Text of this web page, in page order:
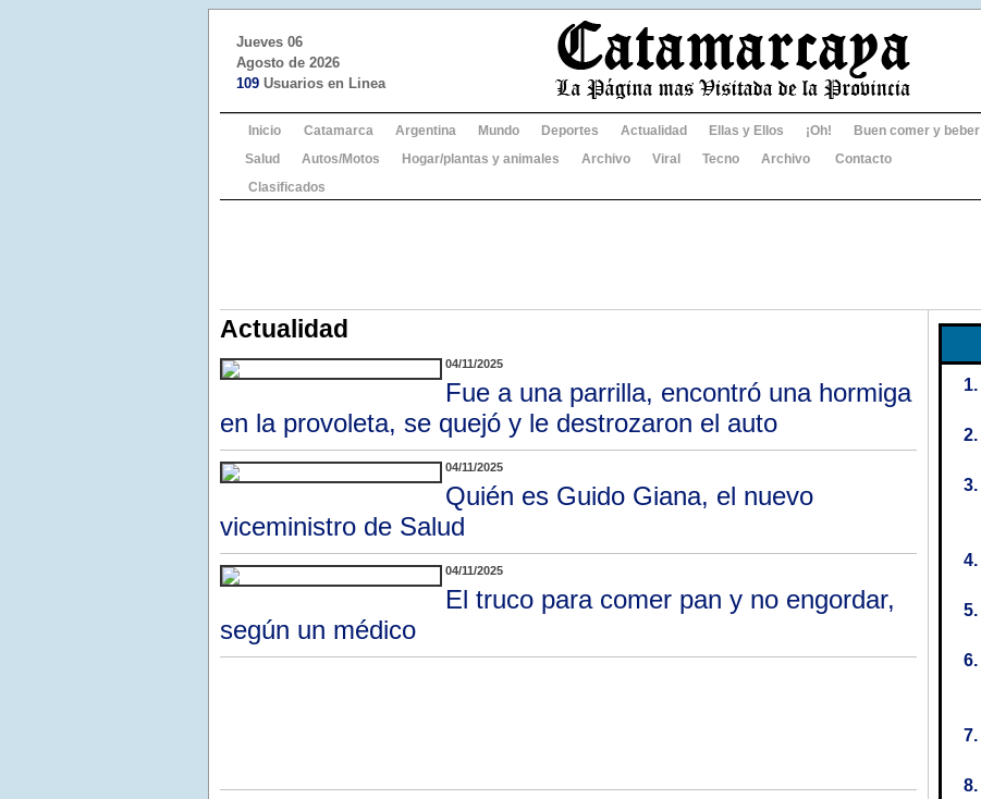
Jueves 06
Agosto de 2026
109 Usuarios en Linea
Inicio Catamarca Argentina Mundo Deportes Actualidad Ellas y Ellos ¡Oh!
Buen comer y beber
Salud
Autos/Motos Hogar/plantas y animales Archivo Viral Tecno Archivo
Contacto
Clasificados
Actualidad
04/11/2025
Fue a una parrilla, encontró una hormiga
en la provoleta, se quejó y le destrozaron el auto
04/11/2025
Quién es Guido Giana, el nuevo
viceministro de Salud
04/11/2025
El truco para comer pan y no engordar,
según un médico